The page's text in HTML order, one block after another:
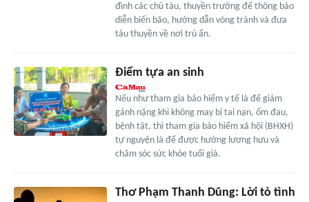
đình các chủ tàu, thuyền trưởng để thông báo
diễn biến bão, hướng dẫn vòng tránh và đưa
tàu thuyền về nơi trú ẩn.
Ðiểm tựa an sinh
Nếu như tham gia bảo hiểm y tế là để giảm
gánh nặng khi không may bị tai nạn, ốm đau,
bệnh tật, thì tham gia bảo hiểm xã hội (BHXH)
tự nguyện là để được hưởng lương hưu và
chăm sóc sức khỏe tuổi già.
Thơ Phạm Thanh Dũng: Lời tỏ tình